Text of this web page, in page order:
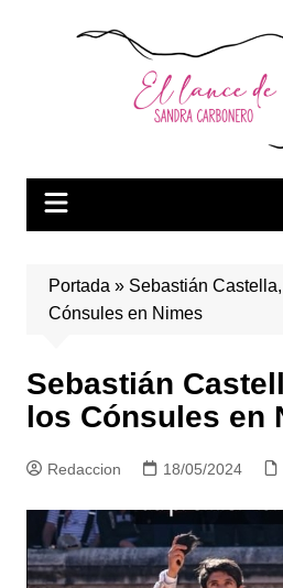
Portada » Sebastián
Cónsules en Nimes
Sebastián
los Cónsules en
Redaccion 18/05/2024